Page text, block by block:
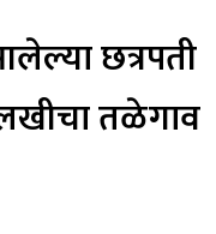
छत्रपती
तळेगाव